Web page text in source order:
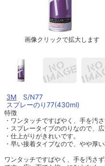
画像クリックで拡大します
3M S/N77
スプレーのり77(430ml)
特徴
・ワンタッチですばやく、手を汚
・スプレータイプののりなので、
・仕上がりがきれいです。
・早い接着タイプなので、やや厚
ワンタッチですばやく、手を汚さ